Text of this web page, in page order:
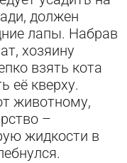
должен
лапы. Набрав
хозяину
взять кота
её кверху.
животному,
–
жидкости в